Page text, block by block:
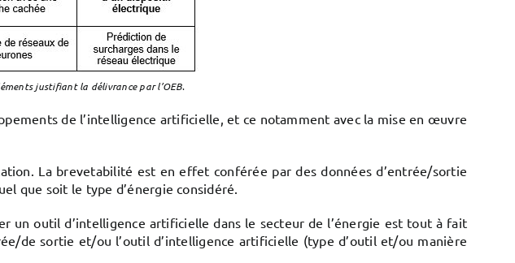
justifiant la délivrance par l’OEB.
de l’intelligence artificielle, et ce notamment avec la mise en œuvre
La brevetabilité est en effet conférée par des données d’entrée/sortie
que soit le type d’énergie considéré.
un outil d’intelligence artificielle dans le secteur de l’énergie est tout à fait
de sortie et/ou l’outil d’intelligence artificielle (type d’outil et/ou manière